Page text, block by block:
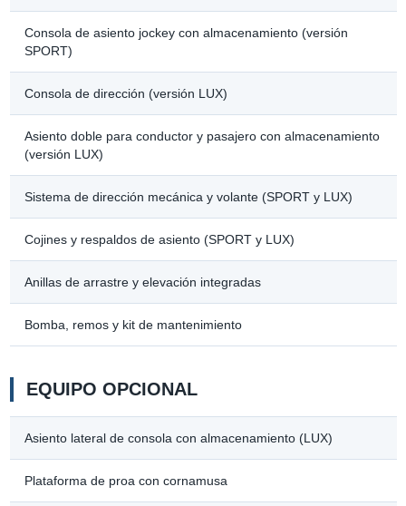
Consola de asiento jockey con almacenamiento (versión
SPORT)
Consola de dirección (versión LUX)
Asiento doble para conductor y pasajero con almacenamiento
(versión LUX)
Sistema de dirección mecánica y volante (SPORT y LUX)
Cojines y respaldos de asiento (SPORT y LUX)
Anillas de arrastre y elevación integradas
Bomba, remos y kit de mantenimiento
EQUIPO OPCIONAL
Asiento lateral de consola con almacenamiento (LUX)
Plataforma de proa con cornamusa